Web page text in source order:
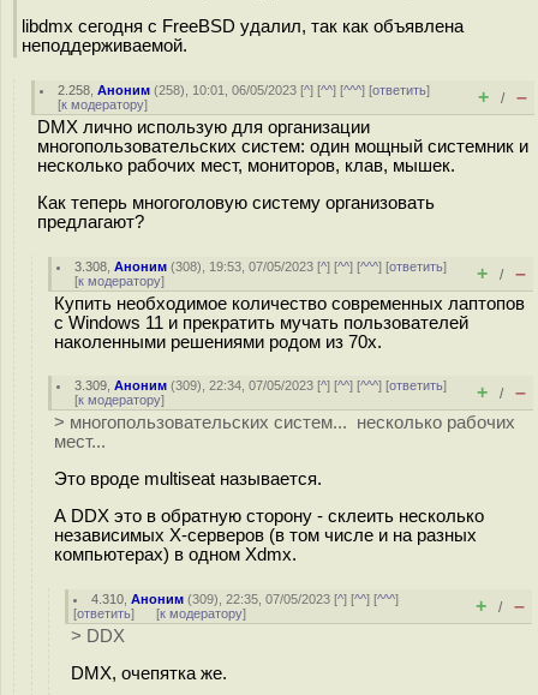
libdmx сегодня с FreeBSD удалил, так как объявлена
неподдерживаемой.
2.258 ,Аноним (258), 10:01, 06/05/2023 [^] [^^] [^^^] [ответить]
[к модератору] + / –
DMX лично использую для организации
многопользовательских систем: один мощный системник и
несколько рабочих мест, мониторов, клав, мышек.
Как теперь многоголовую систему организовать
предлагают?
3.308 ,Аноним (308), 19:53, 07/05/2023 [^] [^^] [^^^] [ответить]
[к модератору] + / –
Купить необходимое количество современных лаптопов
с Windows 11 и прекратить мучать пользователей
наколенными решениями родом из 70х.
3.309 ,Аноним (309), 22:34, 07/05/2023 [^] [^^] [^^^] [ответить]
[к модератору] + / –
> многопользовательских систем... несколько рабочих
мест...
Это вроде multiseat называется.
А DDX это в обратную сторону - склеить несколько
независимых X-серверов (в том числе и на разных
компьютерах) в одном Xdmx.
4.310 ,Аноним (309), 22:35, 07/05/2023 [^] [^^] [^^^]
[ответить] [к модератору] + / –
> DDX
DMX, очепятка же.